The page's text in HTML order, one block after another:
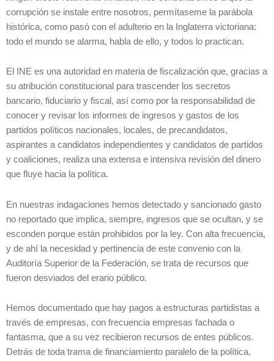
corrupción se instale entre nosotros, permítaseme la parábola
histórica, como pasó con el adulterio en la Inglaterra victoriana:
todo el mundo se alarma, habla de ello, y todos lo practican.
El INE es una autoridad en materia de fiscalización que, gracias a
su atribución constitucional para trascender los secretos
bancario, fiduciario y fiscal, así como por la responsabilidad de
conocer y revisar los informes de ingresos y gastos de los
partidos políticos nacionales, locales, de precandidatos,
aspirantes a candidatos independientes y candidatos de partidos
y coaliciones, realiza una extensa e intensiva revisión del dinero
que fluye hacia la política.
En nuestras indagaciones hemos detectado y sancionado gasto
no reportado que implica, siempre, ingresos que se ocultan, y se
esconden porque están prohibidos por la ley. Con alta frecuencia,
y de ahí la necesidad y pertinencia de este convenio con la
Auditoría Superior de la Federación, se trata de recursos que
fueron desviados del erario público.
Hemos documentado que hay pagos a estructuras partidistas a
través de empresas, con frecuencia empresas fachada o
fantasma, que a su vez recibieron recursos de entes públicos.
Detrás de toda trama de financiamiento paralelo de la política,